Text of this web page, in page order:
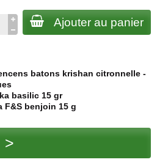
Ajouter au panier
batons krishan citronnelle -
basilic 15 gr
F&S benjoin 15 g
>